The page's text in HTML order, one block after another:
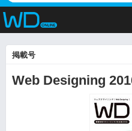
掲載号
Web Designing